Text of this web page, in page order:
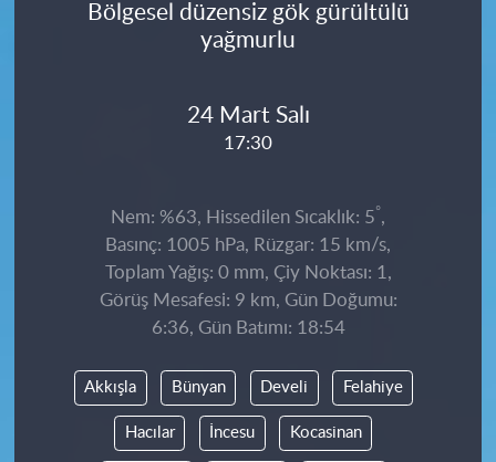
Bölgesel düzensiz gök gürültülü
yağmurlu
24 Mart Salı
17:30
Nem: %63, Hissedilen Sıcaklık: 5°,
Basınç: 1005 hPa, Rüzgar: 15 km/s,
Toplam Yağış: 0 mm, Çiy Noktası: 1,
Görüş Mesafesi: 9 km, Gün Doğumu:
6:36, Gün Batımı: 18:54
Akkışla Bünyan Develi Felahiye
Hacılar İncesu Kocasinan